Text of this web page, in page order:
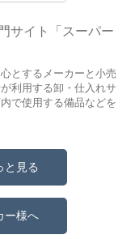
サイト「スーパー
とするメーカーと小売
利用する卸・仕入れサ
で使用する備品などを
と見る
ー様へ